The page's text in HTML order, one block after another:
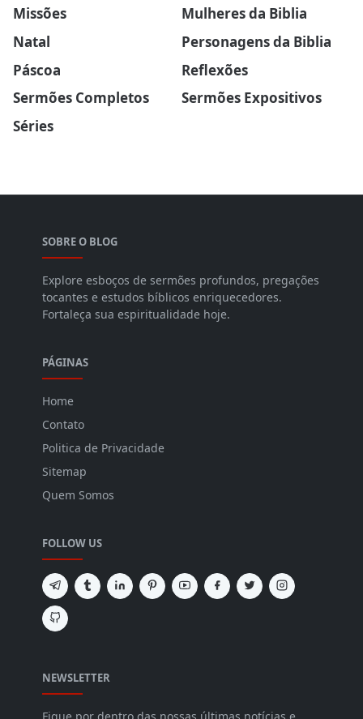
Missões
Mulheres da Biblia
Natal
Personagens da Biblia
Páscoa
Reflexões
Sermões Completos
Sermões Expositivos
Séries
SOBRE O BLOG
Explore esboços de sermões profundos, pregações
tocantes e estudos bíblicos enriquecedores.
Fortaleça sua espiritualidade hoje.
PÁGINAS
Home
Contato
Politica de Privacidade
Sitemap
Quem Somos
FOLLOW US
NEWSLETTER